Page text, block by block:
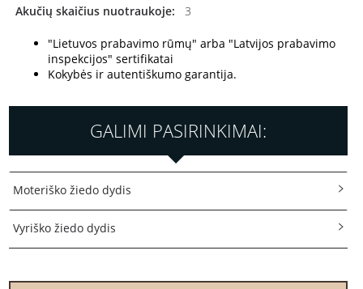
Akučių skaičius nuotraukoje:
3
"Lietuvos prabavimo rūmų" arba "Latvijos prabavimo
inspekcijos" sertifikatai
Kokybės ir autentiškumo garantija.
GALIMI PASIRINKIMAI:
Moteriško žiedo dydis
Vyriško žiedo dydis